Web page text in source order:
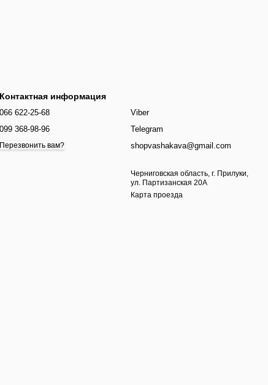
Контактная информация
066 622-25-68
099 368-98-96
Перезвонить вам?
Viber
Telegram
shopvashakava@gmail.com
Черниговская область, г. Прилуки,
ул. Партизанская 20А
Карта проезда